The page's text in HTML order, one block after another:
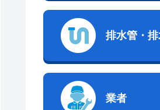
排水管・排
業者